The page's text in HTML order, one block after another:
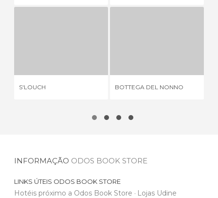
S'LOUCH BOTTEGA DEL NONNO
INFORMAÇÃO ODOS BOOK STORE
LINKS ÚTEIS ODOS BOOK STORE
Hotéis próximo a Odos Book Store Lojas Udine